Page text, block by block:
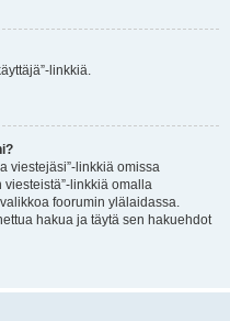
linkkiä.
viestejäsi”-linkkiä omissa
viesteistä”-linkkiä omalla
foorumin ylälaidassa.
hakua ja täytä sen hakuehdot